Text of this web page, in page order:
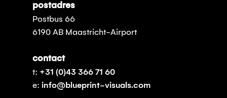
postadres
Postbus 66
6190 AB Maastricht-Airport
contact
t: +31 (0)43 366 71 60
e: info@blueprint-visuals.com